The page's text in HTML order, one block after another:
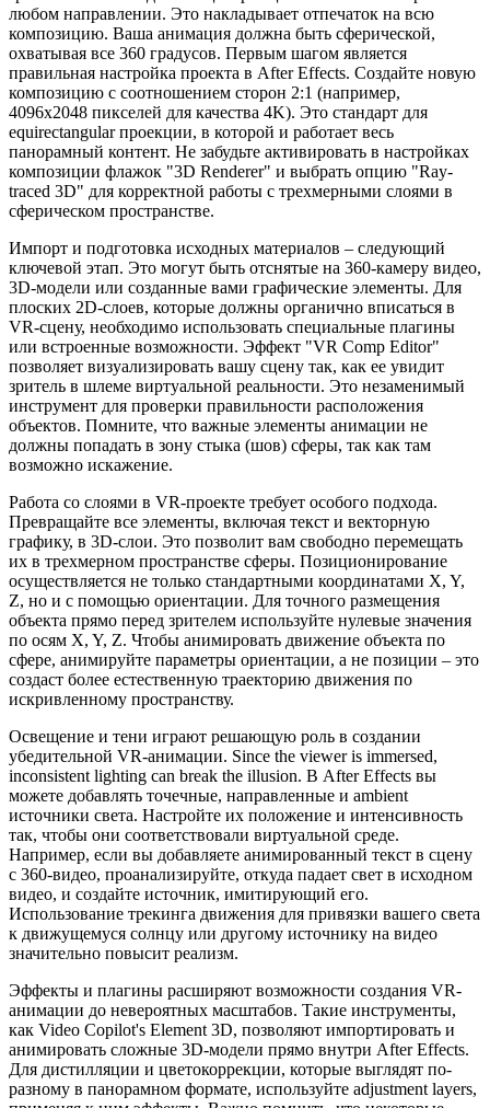
любом направлении. Это накладывает отпечаток на всю
композицию. Ваша анимация должна быть сферической,
охватывая все 360 градусов. Первым шагом является
правильная настройка проекта в After Effects. Создайте новую
композицию с соотношением сторон 2:1 (например,
4096x2048 пикселей для качества 4K). Это стандарт для
equirectangular проекции, в которой и работает весь
панорамный контент. Не забудьте активировать в настройках
композиции флажок "3D Renderer" и выбрать опцию "Ray-
traced 3D" для корректной работы с трехмерными слоями в
сферическом пространстве.
Импорт и подготовка исходных материалов – следующий
ключевой этап. Это могут быть отснятые на 360-камеру видео,
3D-модели или созданные вами графические элементы. Для
плоских 2D-слоев, которые должны органично вписаться в
VR-сцену, необходимо использовать специальные плагины
или встроенные возможности. Эффект "VR Comp Editor"
позволяет визуализировать вашу сцену так, как ее увидит
зритель в шлеме виртуальной реальности. Это незаменимый
инструмент для проверки правильности расположения
объектов. Помните, что важные элементы анимации не
должны попадать в зону стыка (шов) сферы, так как там
возможно искажение.
Работа со слоями в VR-проекте требует особого подхода.
Превращайте все элементы, включая текст и векторную
графику, в 3D-слои. Это позволит вам свободно перемещать
их в трехмерном пространстве сферы. Позиционирование
осуществляется не только стандартными координатами X, Y,
Z, но и с помощью ориентации. Для точного размещения
объекта прямо перед зрителем используйте нулевые значения
по осям X, Y, Z. Чтобы анимировать движение объекта по
сфере, анимируйте параметры ориентации, а не позиции – это
создаст более естественную траекторию движения по
искривленному пространству.
Освещение и тени играют решающую роль в создании
убедительной VR-анимации. Since the viewer is immersed,
inconsistent lighting can break the illusion. В After Effects вы
можете добавлять точечные, направленные и ambient
источники света. Настройте их положение и интенсивность
так, чтобы они соответствовали виртуальной среде.
Например, если вы добавляете анимированный текст в сцену
с 360-видео, проанализируйте, откуда падает свет в исходном
видео, и создайте источник, имитирующий его.
Использование трекинга движения для привязки вашего света
к движущемуся солнцу или другому источнику на видео
значительно повысит реализм.
Эффекты и плагины расширяют возможности создания VR-
анимации до невероятных масштабов. Такие инструменты,
как Video Copilot's Element 3D, позволяют импортировать и
анимировать сложные 3D-модели прямо внутри After Effects.
Для дистилляции и цветокоррекции, которые выглядят по-
разному в панорамном формате, используйте adjustment layers,